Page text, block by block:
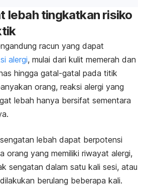
lebah tingkatkan risiko
racun yang dapat
alergi, mulai dari kulit memerah dan
hingga gatal-gatal pada titik
orang, reaksi alergi yang
lebah hanya bersifat sementara
lebah dapat berpotensi
orang yang memiliki riwayat alergi,
sengatan dalam satu kali sesi, atau
berulang beberapa kali.